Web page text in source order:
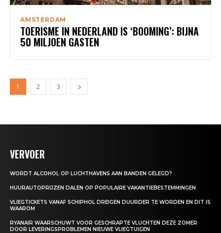
AMSTERDAM
TOERISME IN NEDERLAND IS ‘BOOMING’: BIJNA
50 MILJOEN GASTEN
1 2 3
VERVOER
WORDT ALCOHOL OP LUCHTHAVENS AAN BANDEN GELEGD?
HUURAUTOPRIJZEN DALEN OP POPULAIRE VAKANTIEBESTEMMINGEN
VLIEGTICKETS VANAF SCHIPHOL DREIGEN DUURDER TE WORDEN EN DIT IS
WAAROM
RYANAIR WAARSCHUWT VOOR GESCHRAPTE VLUCHTEN DEZE ZOMER
DOOR LEVERINGSPROBLEMEN NIEUWE VLIEGTUIGEN